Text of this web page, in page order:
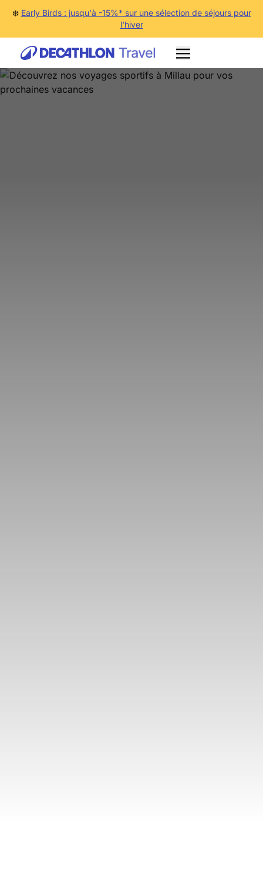
❄️ Early Birds : jusqu'à -15%* sur une sélection de séjours pour
l'hiver